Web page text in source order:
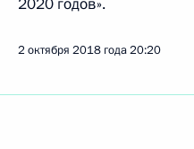
2 октября 2018 года20:20